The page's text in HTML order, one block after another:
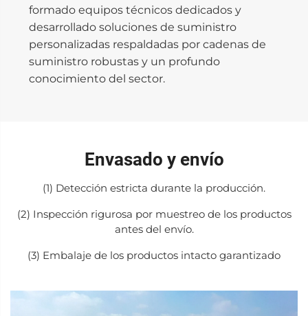
formado equipos técnicos dedicados y
desarrollado soluciones de suministro
personalizadas respaldadas por cadenas de
suministro robustas y un profundo
conocimiento del sector.
Envasado y envío
(1) Detección estricta durante la producción.
(2) Inspección rigurosa por muestreo de los productos
antes del envío.
(3) Embalaje de los productos intacto garantizado